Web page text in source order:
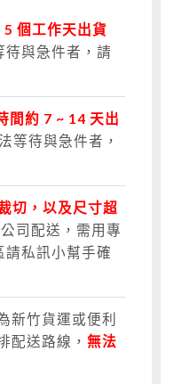
5 個工作天出貨
待與急件者，請
間約 7 ~ 14 天出
等待與急件者，
切，以及尺寸超
司配送，需用專
請私訊小幫手確
新竹貨運或便利
配送路線， 無法